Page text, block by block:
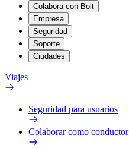
Colabora con Bolt
Empresa
Seguridad
Soporte
Ciudades
Viajes
Seguridad para usuarios
Colaborar como conductor